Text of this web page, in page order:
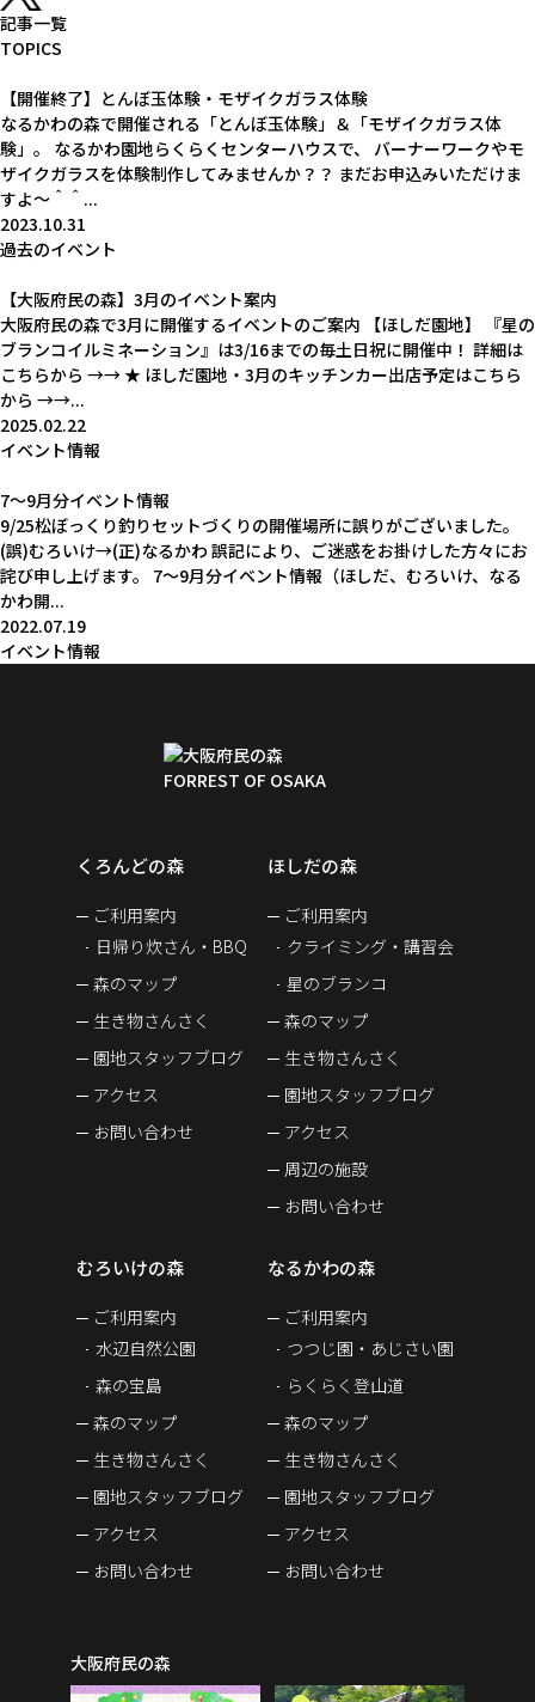
記事一覧
TOPICS
【開催終了】とんぼ玉体験・モザイクガラス体験
なるかわの森で開催される「とんぼ玉体験」＆「モザイクガラス体
験」。 なるかわ園地らくらくセンターハウスで、 バーナーワークやモ
ザイクガラスを体験制作してみませんか？？ まだお申込みいただけま
すよ～＾＾...
2023.10.31
過去のイベント
【大阪府民の森】3月のイベント案内
大阪府民の森で3月に開催するイベントのご案内 【ほしだ園地】 『星の
ブランコイルミネーション』は3/16までの毎土日祝に開催中！ 詳細は
こちらから →→ ★ ほしだ園地・3月のキッチンカー出店予定はこちら
から →→...
2025.02.22
イベント情報
7〜9月分イベント情報
9/25松ぼっくり釣りセットづくりの開催場所に誤りがございました。
(誤)むろいけ→(正)なるかわ 誤記により、ご迷惑をお掛けした方々にお
詫び申し上げます。 7〜9月分イベント情報（ほしだ、むろいけ、なる
かわ開...
2022.07.19
イベント情報
くろんどの森
ご利用案内
日帰り炊さん・BBQ
森のマップ
生き物さんさく
園地スタッフブログ
アクセス
お問い合わせ
ほしだの森
ご利用案内
クライミング・講習会
星のブランコ
森のマップ
生き物さんさく
園地スタッフブログ
アクセス
周辺の施設
お問い合わせ
むろいけの森
ご利用案内
水辺自然公園
森の宝島
森のマップ
生き物さんさく
園地スタッフブログ
アクセス
お問い合わせ
なるかわの森
ご利用案内
つつじ園・あじさい園
らくらく登山道
森のマップ
生き物さんさく
園地スタッフブログ
アクセス
お問い合わせ
大阪府民の森